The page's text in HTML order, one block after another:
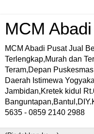
MCM Abadi
MCM Abadi Pusat Jual
Terlengkap,Murah dan
Teram,Depan
Daerah Istimewa
Jambidan,Kretek kidul
5635 - 0859 2140 2988